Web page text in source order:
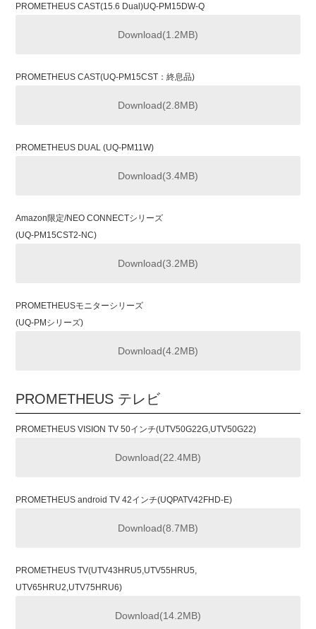
PROMETHEUS CAST(15.6 Dual)UQ-PM15DW-Q
Download(1.2MB)
PROMETHEUS CAST(UQ-PM15CST：終息品)
Download(2.8MB)
PROMETHEUS DUAL (UQ-PM11W)
Download(3.4MB)
Amazon限定/NEO CONNECTシリーズ
(UQ-PM15CST2-NC)
Download(3.2MB)
PROMETHEUSモニターシリーズ
(UQ-PMシリーズ)
Download(4.2MB)
PROMETHEUS テレビ
PROMETHEUS VISION TV 50インチ(UTV50G22G,UTV50G22)
Download(22.4MB)
PROMETHEUS android TV 42インチ(UQPATV42FHD-E)
Download(8.7MB)
PROMETHEUS TV(UTV43HRU5,UTV55HRU5,
UTV65HRU2,UTV75HRU6)
Download(14.2MB)